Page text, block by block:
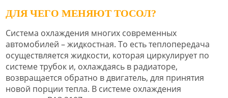
ДЛЯ ЧЕГО МЕНЯЮТ ТОСОЛ?
Система охлаждения многих современных
автомобилей – жидкостная. То есть теплопередача
осуществляется жидкости, которая циркулирует по
системе трубок и, охлаждаясь в радиаторе,
возвращается обратно в двигатель, для принятия
новой порции тепла. В системе охлаждения